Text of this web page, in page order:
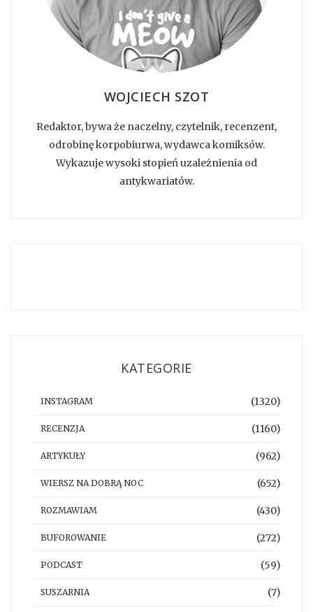
WOJCIECH SZOT
Redaktor, bywa że naczelny, czytelnik, recenzent,
odrobinę korpobiurwa, wydawca komiksów.
Wykazuje wysoki stopień uzależnienia od
antykwariatów.
KATEGORIE
INSTAGRAM (1320)
RECENZJA (1160)
ARTYKUŁY (962)
WIERSZ NA DOBRĄ NOC (652)
ROZMAWIAM (430)
BUFOROWANIE (272)
PODCAST (59)
SUSZARNIA (7)